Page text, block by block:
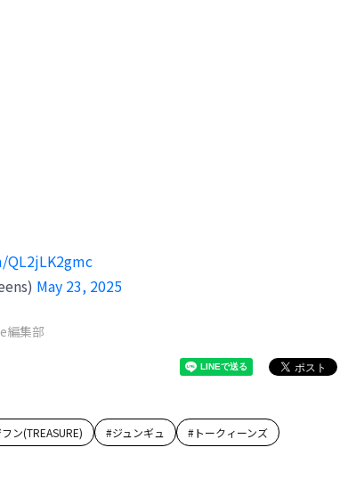
May 23, 2025
編集部
ン(TREASURE) #ジュンギュ #トークィーンズ